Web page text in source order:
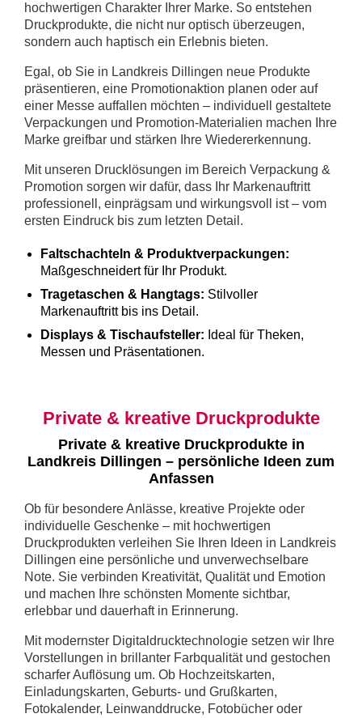
hochwertigen Charakter Ihrer Marke. So entstehen
Druckprodukte, die nicht nur optisch überzeugen,
sondern auch haptisch ein Erlebnis bieten.
Egal, ob Sie in Landkreis Dillingen neue Produkte
präsentieren, eine Promotionaktion planen oder auf
einer Messe auffallen möchten – individuell gestaltete
Verpackungen und Promotion-Materialien machen Ihre
Marke greifbar und stärken Ihre Wiedererkennung.
Mit unseren Drucklösungen im Bereich Verpackung &
Promotion sorgen wir dafür, dass Ihr Markenauftritt
professionell, einprägsam und wirkungsvoll ist – vom
ersten Eindruck bis zum letzten Detail.
Faltschachteln & Produktverpackungen:
Maßgeschneidert für Ihr Produkt.
Tragetaschen & Hangtags: Stilvoller
Markenauftritt bis ins Detail.
Displays & Tischaufsteller: Ideal für Theken,
Messen und Präsentationen.
Private & kreative Druckprodukte
Private & kreative Druckprodukte in
Landkreis Dillingen – persönliche Ideen zum
Anfassen
Ob für besondere Anlässe, kreative Projekte oder
individuelle Geschenke – mit hochwertigen
Druckprodukten verleihen Sie Ihren Ideen in Landkreis
Dillingen eine persönliche und unverwechselbare
Note. Sie verbinden Kreativität, Qualität und Emotion
und machen Ihre schönsten Momente sichtbar,
erlebbar und dauerhaft in Erinnerung.
Mit modernster Digitaldrucktechnologie setzen wir Ihre
Vorstellungen in brillanter Farbqualität und gestochen
scharfer Auflösung um. Ob Hochzeitskarten,
Einladungskarten, Geburts- und Grußkarten,
Fotokalender, Leinwanddrucke, Fotobücher oder